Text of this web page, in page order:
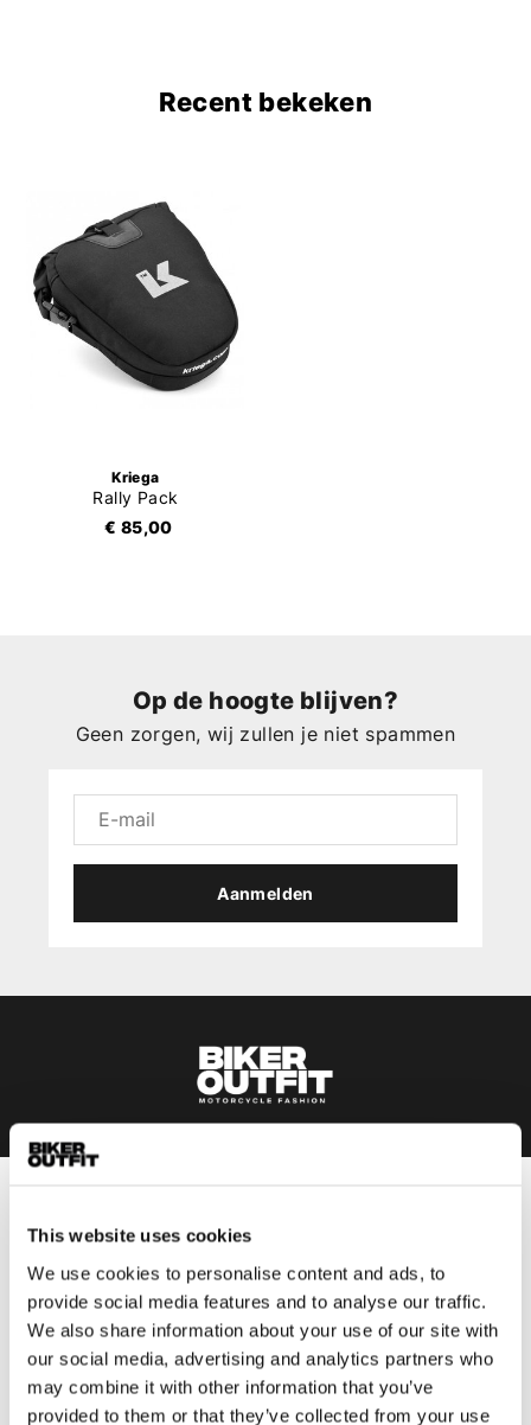
This website uses cookies
We use cookies to personalise content and ads, to
provide social media features and to analyse our traffic.
We also share information about your use of our site with
our social media, advertising and analytics partners who
may combine it with other information that you’ve
provided to them or that they’ve collected from your use
Recent bekeken
Kriega
Rally Pack
€ 85,00
Op de hoogte blijven?
Geen zorgen, wij zullen je niet spammen
Aanmelden
Motorkleding heren
Motorjas heren
Motorbroek heren
Motorpak heren
Motorjeans heren
Motorhoodie heren